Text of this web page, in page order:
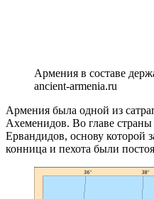
Армения в составе
ancient-armenia.ru
Армения была одной из
Ахеменидов. Во главе страны
Ервандидов, основу которой
конница и пехота были